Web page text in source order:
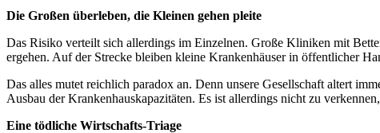
Die Großen überleben, die Kleinen gehen pleite
Das Risiko verteilt sich allerdings im Einzelnen. Große Kliniken mit
ergehen. Auf der Strecke bleiben kleine Krankenhäuser in öffentlicher
Das alles mutet reichlich paradox an. Denn unsere Gesellschaft altert
Ausbau der Krankenhauskapazitäten. Es ist allerdings nicht zu
Eine tödliche Wirtschafts-Triage